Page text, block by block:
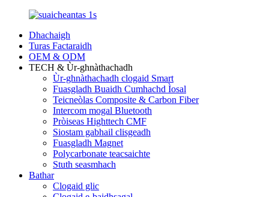
Dhachaigh
Turas Factaraidh
OEM & ODM
TECH & Ùr-ghnàthachadh
Ùr-ghnàthachadh clogaid Smart
Fuasgladh Buaidh Cumhachd Ìosal
Teicneòlas Composite & Carbon Fiber
Intercom mogal Bluetooth
Pròiseas Highttech CMF
Siostam gabhail clisgeadh
Fuasgladh Magnet
Polycarbonate teacsaichte
Stuth seasmhach
Bathar
Clogaid glic